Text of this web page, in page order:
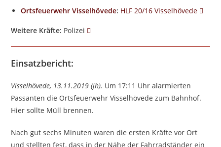
Ortsfeuerwehr Visselhövede: HLF 20/16 Visselhövede
Weitere Kräfte: Polizei
Einsatzbericht:
Visselhövede, 13.11.2019 (jh). Um 17:11 Uhr alarmierten
Passanten die Ortsfeuerwehr Visselhövede zum Bahnhof.
Hier sollte Müll brennen.
Nach gut sechs Minuten waren die ersten Kräfte vor Ort
und stellten fest, dass in der Nähe der Fahrradständer ein